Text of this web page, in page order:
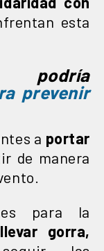
esta
prevenir
a portar
de manera
para la
llevar gorra,